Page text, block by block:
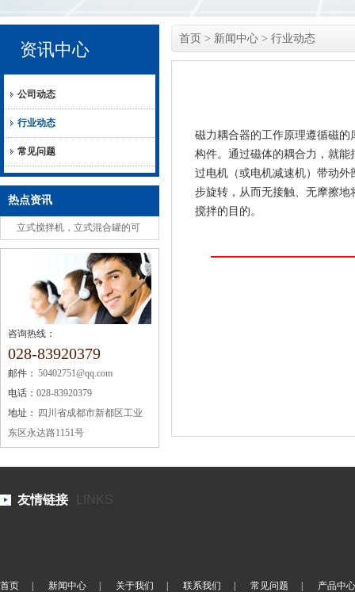
资讯中心
公司动态
行业动态
常见问题
热点资讯
立式搅拌机，立式混合罐的可
选组成安全注意事项
咨询热线：
028-83920379
邮件： 50402751@qq.com
电话： 028-83920379
地址：
四川省成都市新都区工业
东区永达路1151号
首页 > 新闻中心 > 行业动态
磁力耦合器的工作原理遵循磁
构件。通过磁体的耦合力，就
过电机（或电机减速机）带动
步旋转，从而无接触、无摩擦
搅拌的目的。
友情链接 LINKS
首页 新闻中心 关于我们 联系我们 常见问题 产品中心